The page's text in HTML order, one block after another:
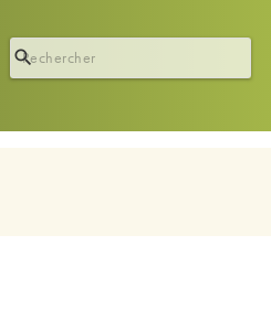
